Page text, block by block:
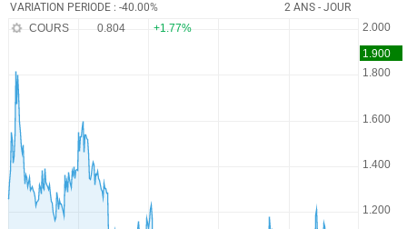
VARIATION PERIODE : -40.00% 2 ANS - JOUR
COURS 0.804 +1.77%